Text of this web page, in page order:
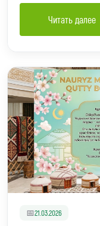
Читать далее
📅21.03.2026